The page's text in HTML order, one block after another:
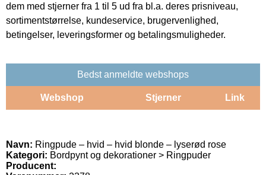
dem med stjerner fra 1 til 5 ud fra bl.a. deres prisniveau,
sortimentstørrelse, kundeservice, brugervenlighed,
betingelser, leveringsformer og betalingsmuligheder.
Bedst anmeldte webshops
Webshop Stjerner Link
Navn: Ringpude – hvid – hvid blonde – lyserød rose
Kategori: Bordpynt og dekorationer > Ringpuder
Producent: